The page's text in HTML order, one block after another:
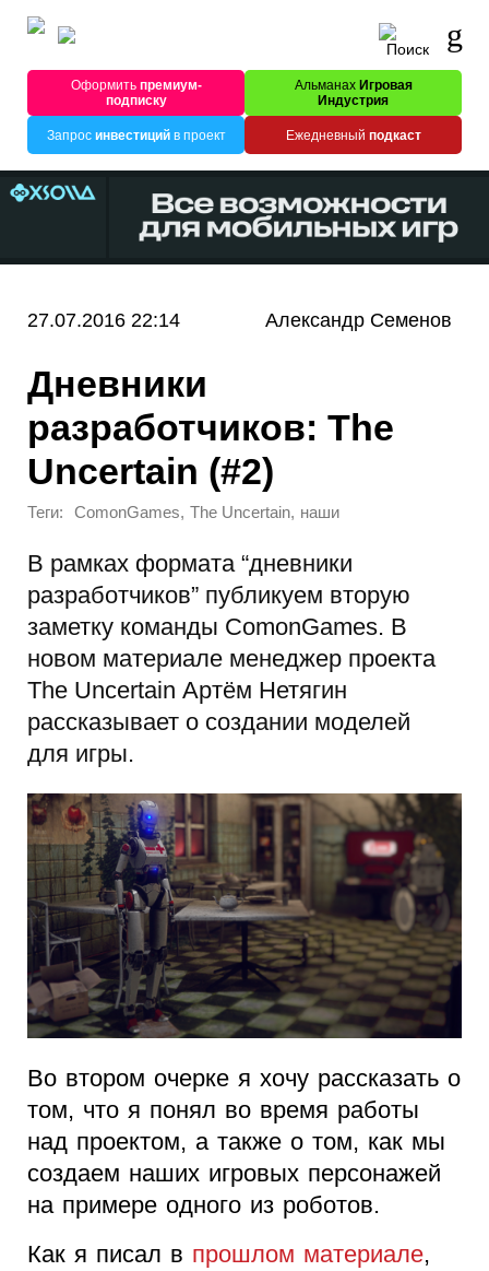
Оформитьпремиум-
подписку
Альманах Игровая
Индустрия
Запрос инвестицийв проект Ежедневный подкаст
27.07.2016 22:14 Александр Семенов
Дневники
разработчиков: The
Uncertain (#2)
Теги: ComonGames, The Uncertain, наши
В рамках формата “дневники
разработчиков” публикуем вторую
заметку команды ComonGames. В
новом материале менеджер проекта
The Uncertain Артём Нетягин
рассказывает о создании моделей
для игры.
Во втором очерке я хочу рассказать о
том, что я понял во время работы
над проектом, а также о том, как мы
создаем наших игровых персонажей
на примере одного из роботов.
Как я писал в прошлом материале,